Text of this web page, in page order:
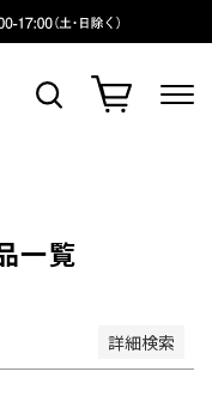
一覧
詳細検索